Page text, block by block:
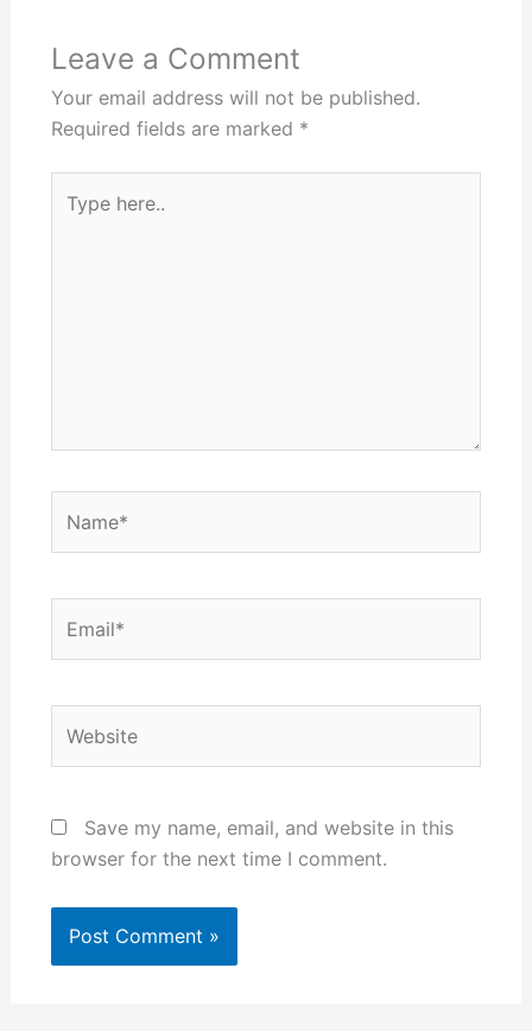
Leave a Comment
Your email address will not be published.
Required fields are marked *
here..
Save my name, email, and website in this
browser for the next time I comment.